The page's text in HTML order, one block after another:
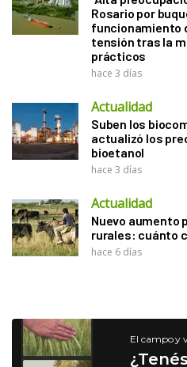
Rosario por
funcionamiento
tensión tras la
prácticos
hace 3 días
Actualidad
Suben los
actualizó los
bioetanol
hace 3 días
Actualidad
Nuevo aumento
rurales: cuánto
hace 6 días
El campo y